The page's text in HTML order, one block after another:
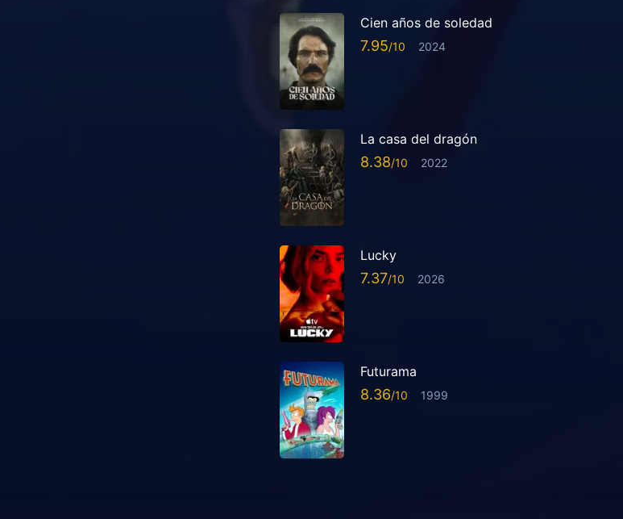
Cien años de soledad
7.95 2024
La casa del dragón
8.38 2022
Lucky
7.37 2026
Futurama
8.36 1999